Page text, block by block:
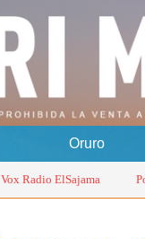
Vox Radio ElSajama